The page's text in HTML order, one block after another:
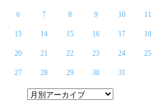
6 7 8 9 10 11
13 14 15 16 17 18
20 21 22 23 24 25
27 28 29 30 31